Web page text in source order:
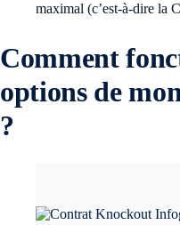
maximal (c’est-à-dire la
Comment
options de
?